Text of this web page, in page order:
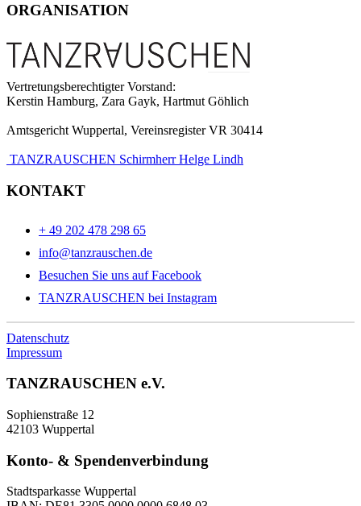
ORGANISATION
Vertretungsberechtigter Vorstand:
Kerstin Hamburg, Zara Gayk, Hartmut Göhlich
Amtsgericht Wuppertal, Vereinsregister VR 30414
TANZRAUSCHEN Schirmherr Helge Lindh
KONTAKT
+ 49 202 478 298 65
info@tanzrauschen.de
Besuchen Sie uns auf Facebook
TANZRAUSCHEN bei Instagram
Datenschutz
Impressum
TANZRAUSCHEN e.V.
Sophienstraße 12
42103 Wuppertal
Konto- & Spendenverbindung
Stadtsparkasse Wuppertal